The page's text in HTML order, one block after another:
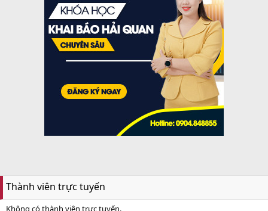
Thành viên trực tuyến
Không có thành viên trực tuyến.